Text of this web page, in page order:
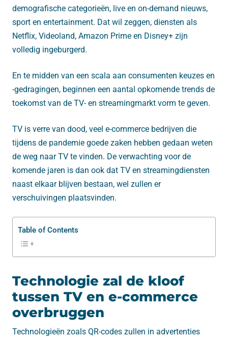
demografische categorieën, live en on-demand nieuws,
sport en entertainment. Dat wil zeggen, diensten als
Netflix, Videoland, Amazon Prime en Disney+ zijn
volledig ingeburgerd.
En te midden van een scala aan consumenten keuzes en
-gedragingen, beginnen een aantal opkomende trends de
toekomst van de TV- en streamingmarkt vorm te geven.
TV is verre van dood, veel e-commerce bedrijven die
tijdens de pandemie goede zaken hebben gedaan weten
de weg naar TV te vinden. De verwachting voor de
komende jaren is dan ook dat TV en streamingdiensten
naast elkaar blijven bestaan, wel zullen er
verschuivingen plaatsvinden.
Table of Contents
Technologie zal de kloof
tussen TV en e-commerce
overbruggen
Technologieën zoals QR-codes zullen in advertenties